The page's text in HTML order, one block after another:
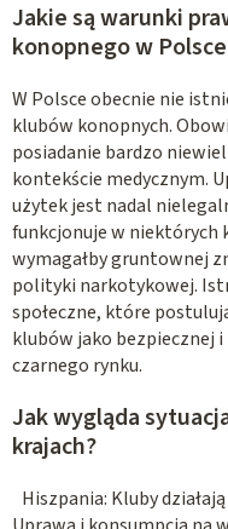
Jakie są warunki
konopnego w
W Polsce obecnie nie
klubów konopnych.
posiadanie bardzo
kontekście medycznym.
użytek jest nadal
funkcjonuje w niektórych
wymagałby gruntownej
polityki narkotykowej.
społeczne, które
klubów jako
czarnego rynku.
Jak wygląda
krajach?
Hiszpania: Kluby